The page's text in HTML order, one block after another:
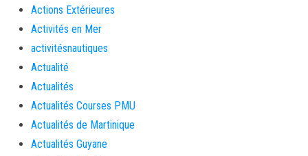
Actions Extérieures
Activités en Mer
activitésnautiques
Actualité
Actualités
Actualités Courses PMU
Actualités de Martinique
Actualités Guyane